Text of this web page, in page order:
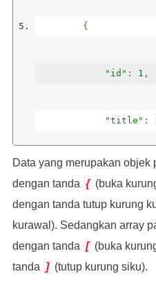
{
"id" : 1 ,
"title" :
"author":
{
Data yang merupakan
dengan tanda { (buka
dengan tanda tutup kurung
kurawal). Sedangkan array
dengan tanda [ (buka
tanda ] (tutup kurung siku).